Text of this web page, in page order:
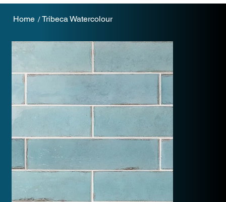
Home /Tribeca Watercolour